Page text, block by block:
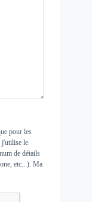
pour les
j'utilise le
de détails
etc...). Ma